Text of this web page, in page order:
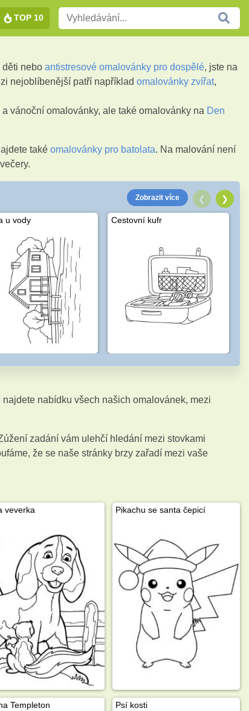
TOP 10
děti neboantistresové omalovánky pro dospělé, jste na
nejoblíbenější patří napříkladomalovánky zvířat,
vánoční omalovánky, ale také omalovánky na Den
takéomalovánky pro batolata. Na malování není
Zobrazit více ❮ ❯
u vody Cestovní kufr
nabídku všech našich omalovánek, mezi
zadání vám ulehčí hledání mezi stovkami
že se naše stránky brzy zařadí mezi vaše
veverka Pikachu se santa čepicí
Templeton Psí kosti